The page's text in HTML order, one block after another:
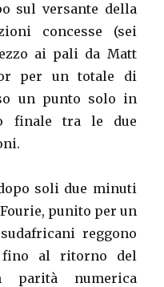
sul versante della
concesse (sei
ai pali da Matt
per un totale di
un punto solo in
finale tra le due
soli due minuti
punito per un
reggono
fino al ritorno del
numerica